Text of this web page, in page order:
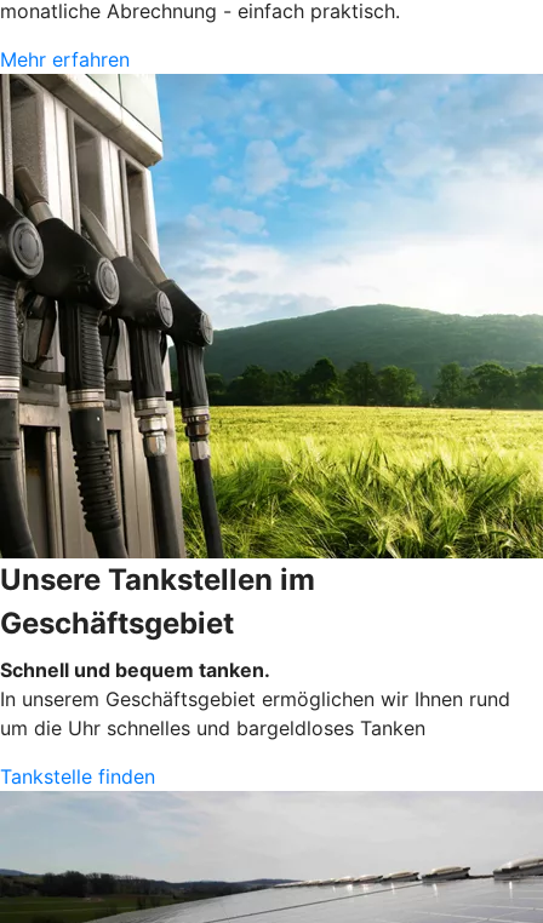
monatliche Abrechnung - einfach praktisch.
Mehr erfahren
Unsere Tankstellen im
Geschäftsgebiet
Schnell und bequem tanken.
In unserem Geschäftsgebiet ermöglichen wir Ihnen rund
um die Uhr schnelles und bargeldloses Tanken
Tankstelle finden